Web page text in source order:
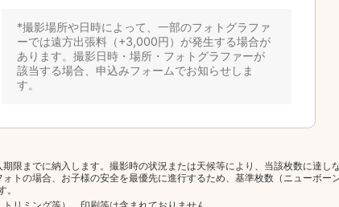
限までに納入します。撮影時の状況または天候等により、当該枚数に達し
トの場合、お子様の安全を最優先に進行するため、基準枚数（ニューボー